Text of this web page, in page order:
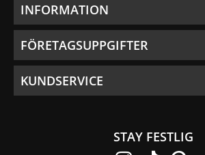
INFORMATION
FÖRETAGSUPPGIFTER
KUNDSERVICE
STAY FESTLIG